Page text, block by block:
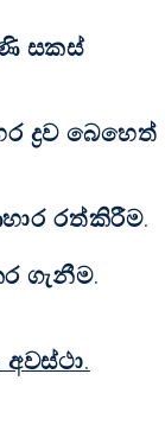
සකස්
ද්‍රව බෙහෙත්
රත්කිරීම.
ගැනීම.